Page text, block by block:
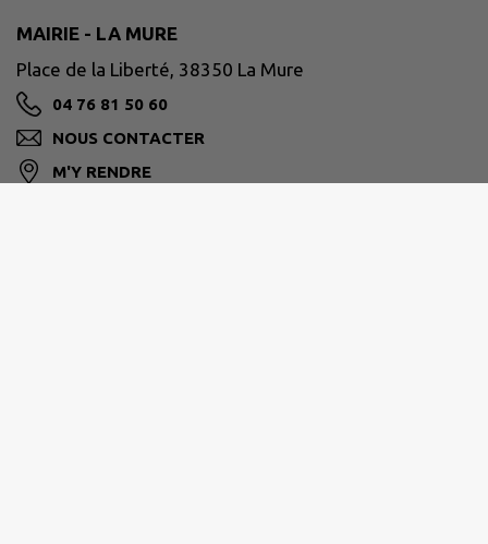
MAIRIE - LA MURE
Place de la Liberté, 38350 La Mure
04 76 81 50 60
NOUS CONTACTER
M'Y RENDRE